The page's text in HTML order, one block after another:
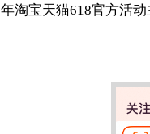
淘宝天猫618官方活